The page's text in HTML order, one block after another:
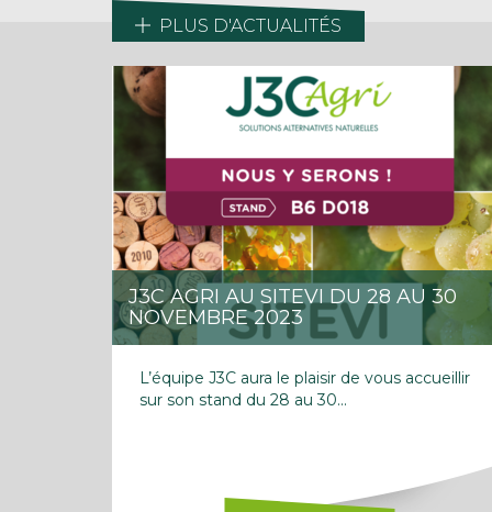
PLUS D'ACTUALITÉS
J3C AGRI AU SITEVI DU 28 AU 30
NOVEMBRE 2023
L’équipe J3C aura le plaisir de vous accueillir
sur son stand du 28 au 30...